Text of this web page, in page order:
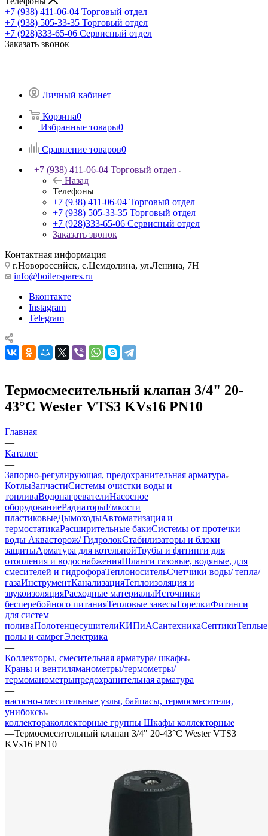
+7 (938) 411-06-04 Торговый отдел
+7 (938) 505-33-35 Торговый отдел
+7 (928)333-65-06 Сервисный отдел
Заказать звонок
Личный кабинет
Корзина0
Избранные товары0
Сравнение товаров0
+7 (938) 411-06-04 Торговый отдел
Назад
Телефоны
+7 (938) 411-06-04 Торговый отдел
+7 (938) 505-33-35 Торговый отдел
+7 (928)333-65-06 Сервисный отдел
Заказать звонок
Контактная информация
г.Новороссийск, с.Цемдолина, ул.Ленина, 7Н
info@boilerspares.ru
Вконтакте
Instagram
Telegram
Термосмесительный клапан 3/4" 20-
43°С Wester VTS3 KVs16 PN10
Главная
—
Каталог
—
Запорно-регулирующая, предохранительная арматура
КотлыЗапчастиСистемы очистки воды и
топливаВодонагревателиНасосное
оборудованиеРадиаторыЕмкости
пластиковыеДымоходыАвтоматизация и
термостатикаРасширительные бакиСистемы от протечки
воды Аквасторож/ ГидролокСтабилизаторы и блоки
защитыАрматура для котельнойТрубы и фитинги для
отопления и водоснабженияШланги газовые, водяные, для
смесителей и гидрофораТеплоносительСчетчики воды/ тепла/
газаИнструментКанализацияТеплоизоляция и
звукоизоляцияРасходные материалыИсточники
бесперебойного питанияТепловые завесыГорелкиФитинги
для систем
поливаПолотенцесушителиКИПиАСантехникаСептикиТеплые
полы и самрегЭлектрика
—
Коллекторы, смесительная арматура/ шкафы
Краны и вентиляманометры/термометры/
термоманометрыпредохранительная арматура
—
насосно-смесительные узлы, байпасы, термосмесители,
унибоксы
коллектораколлекторные группы Шкафы коллекторные
—Термосмесительный клапан 3/4" 20-43°С Wester VTS3
KVs16 PN10